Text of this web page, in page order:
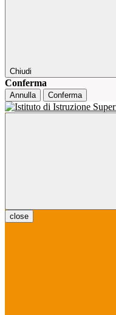
Chiudi
Conferma
Annulla Conferma
close